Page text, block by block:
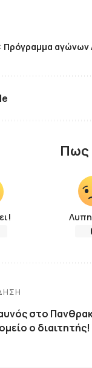
Πρόγραμμα αγώνων
Πως
στο
ο διαιτητής!